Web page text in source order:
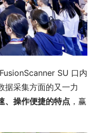
SU 口内
据采集方面的又一力
、操作便捷的特点 ，赢